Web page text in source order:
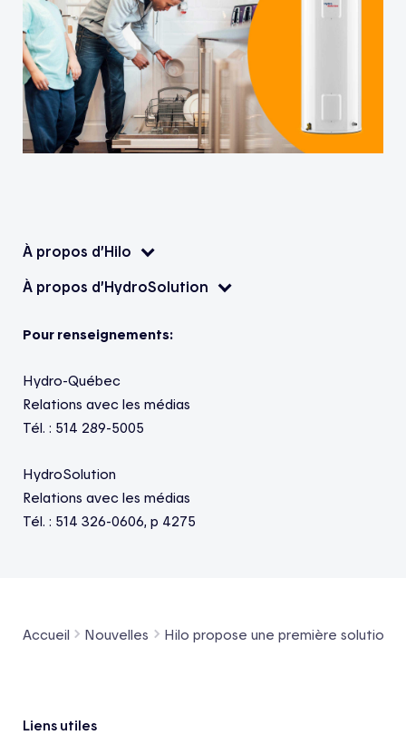
À propos d’Hilo
À propos d’HydroSolution
Pour renseignements:
Hydro-Québec
Relations avec les médias
Tél. : 514 289-5005
HydroSolution
Relations avec les médias
Tél. : 514 326-0606, p 4275
Accueil Nouvelles Hilo propose une première solution
Liens utiles